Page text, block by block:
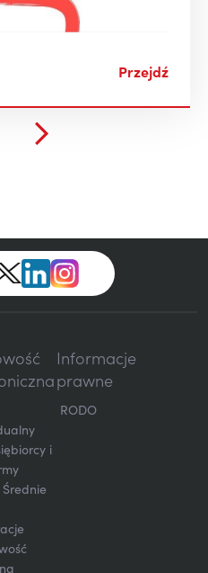
Przejdź
i
Średnie
Informacje
prawne
RODO